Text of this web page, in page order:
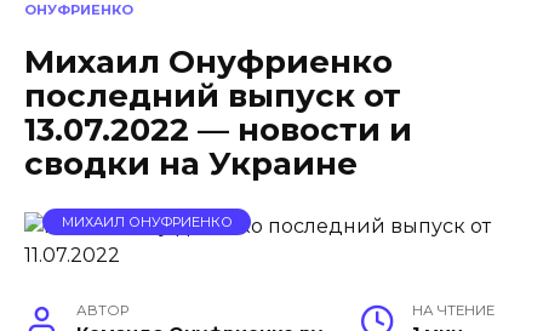
ОНУФРИЕНКО
Михаил Онуфриенко
последний выпуск от
13.07.2022 — новости и
сводки на Украине
МИХАИЛ ОНУФРИЕНКО
АВТОР НА ЧТЕНИЕ